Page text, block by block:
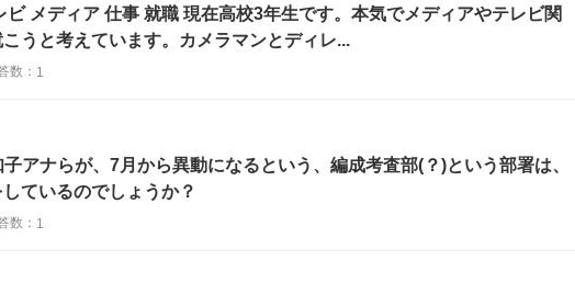
ビ メディア 仕事 就職 現在高校3年生です。本気でメディアやテレビ関
うと考えています。カメラマンとディレ...
数： 1
アナらが、7月から異動になるという、編成考査部(？)という部署は、
ているのでしょうか？
数： 1